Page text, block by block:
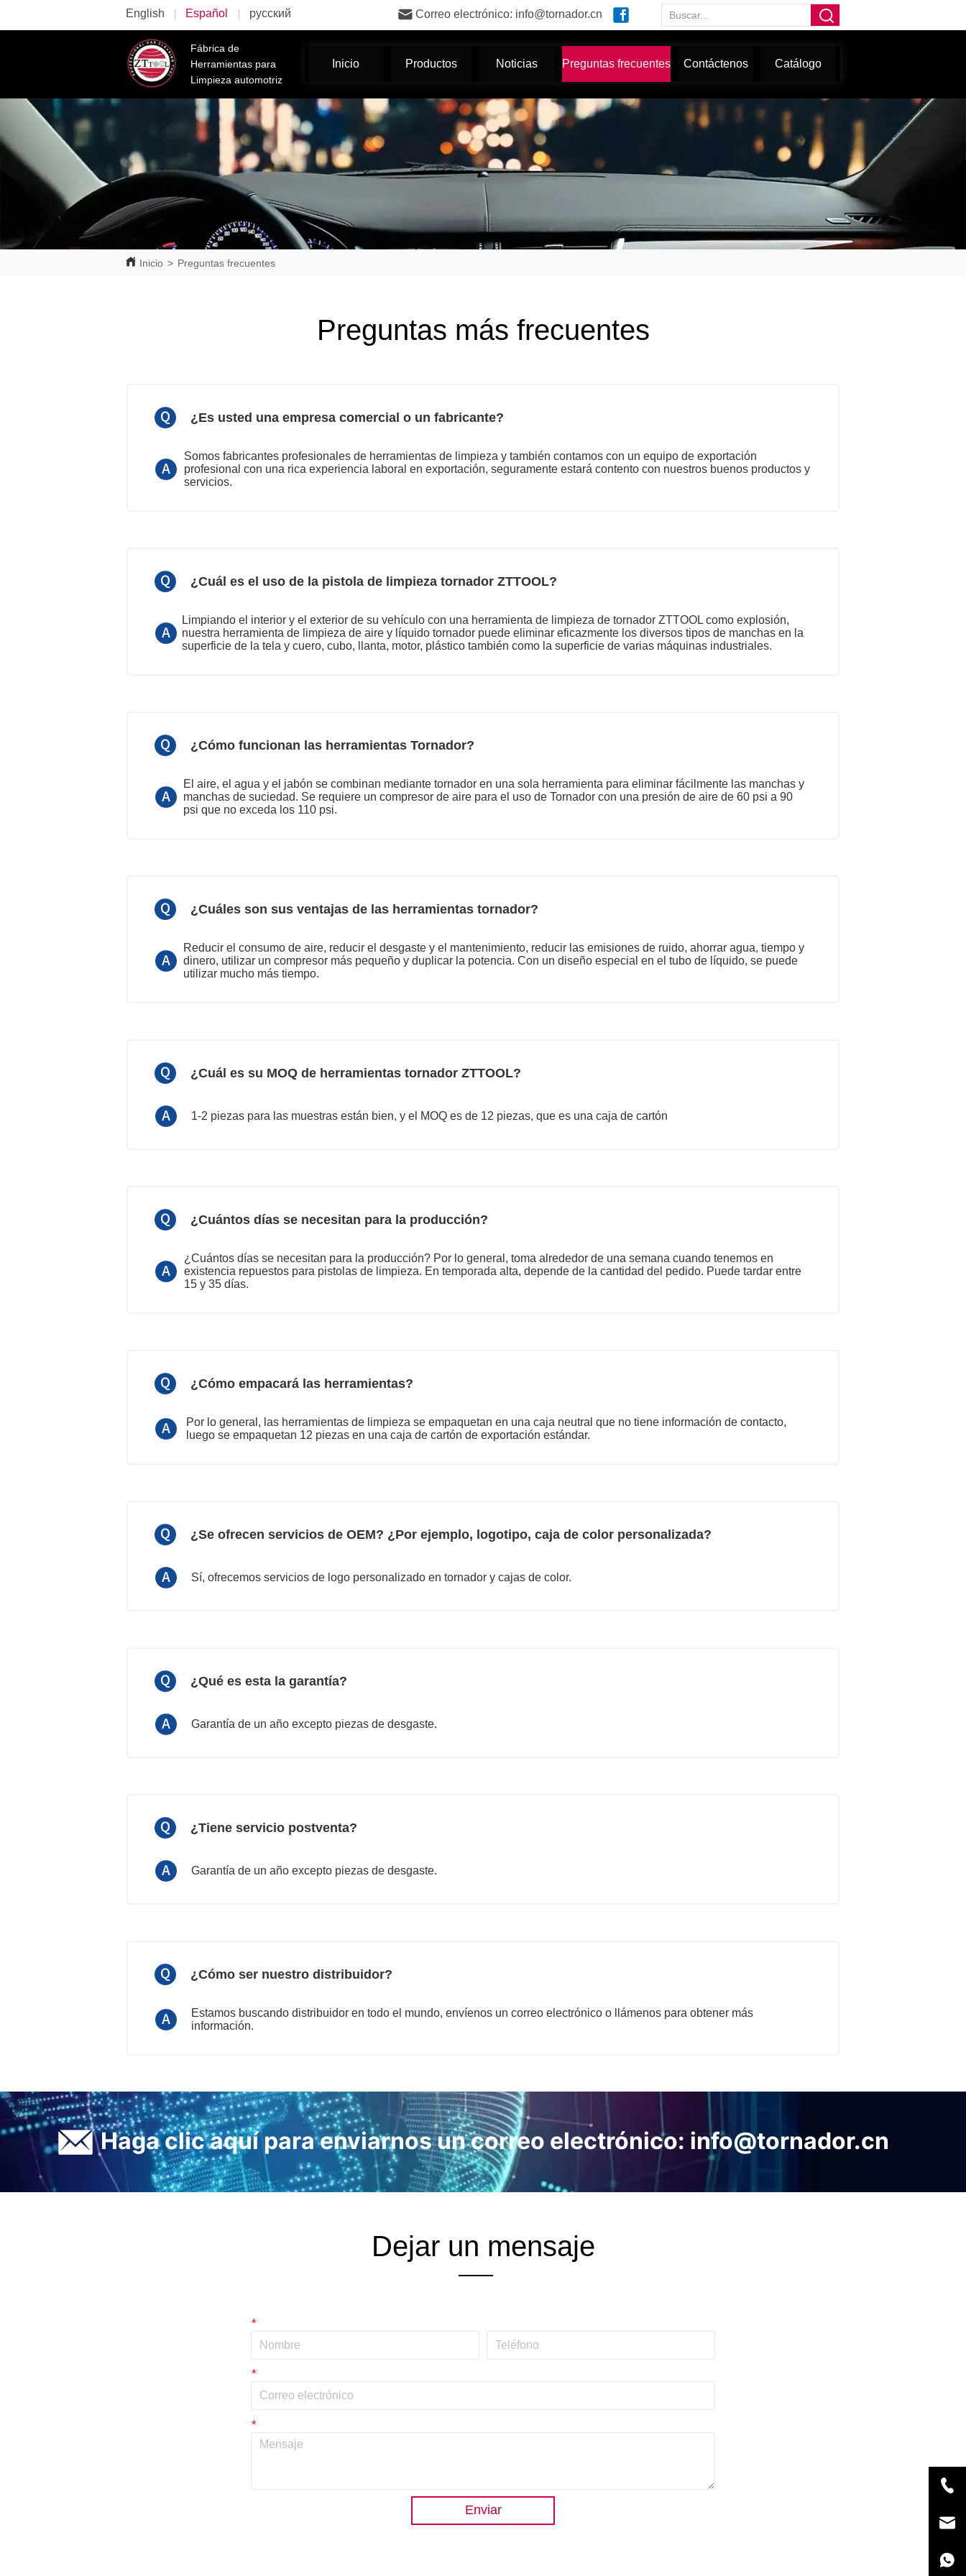
English Español русский Correo electrónico: info@tornador.cn
Fábrica de
Herramientas para
Limpieza automotriz
Inicio Productos Noticias Preguntas frecuentes Contáctenos Catálogo
Inicio > Preguntas frecuentes
Preguntas más frecuentes
¿Es usted una empresa comercial o un fabricante?
Somos fabricantes profesionales de herramientas de limpieza y también contamos con un equipo de exportación
profesional con una rica experiencia laboral en exportación, seguramente estará contento con nuestros buenos productos y
servicios.
¿Cuál es el uso de la pistola de limpieza tornador ZTTOOL?
Limpiando el interior y el exterior de su vehículo con una herramienta de limpieza de tornador ZTTOOL como explosión,
nuestra herramienta de limpieza de aire y líquido tornador puede eliminar eficazmente los diversos tipos de manchas en la
superficie de la tela y cuero, cubo, llanta, motor, plástico también como la superficie de varias máquinas industriales.
¿Cómo funcionan las herramientas Tornador?
El aire, el agua y el jabón se combinan mediante tornador en una sola herramienta para eliminar fácilmente las manchas y
manchas de suciedad. Se requiere un compresor de aire para el uso de Tornador con una presión de aire de 60 psi a 90
psi que no exceda los 110 psi.
¿Cuáles son sus ventajas de las herramientas tornador?
Reducir el consumo de aire, reducir el desgaste y el mantenimiento, reducir las emisiones de ruido, ahorrar agua, tiempo y
dinero, utilizar un compresor más pequeño y duplicar la potencia. Con un diseño especial en el tubo de líquido, se puede
utilizar mucho más tiempo.
¿Cuál es su MOQ de herramientas tornador ZTTOOL?
1-2 piezas para las muestras están bien, y el MOQ es de 12 piezas, que es una caja de cartón
¿Cuántos días se necesitan para la producción?
¿Cuántos días se necesitan para la producción? Por lo general, toma alrededor de una semana cuando tenemos en
existencia repuestos para pistolas de limpieza. En temporada alta, depende de la cantidad del pedido. Puede tardar entre
15 y 35 días.
¿Cómo empacará las herramientas?
Por lo general, las herramientas de limpieza se empaquetan en una caja neutral que no tiene información de contacto,
luego se empaquetan 12 piezas en una caja de cartón de exportación estándar.
¿Se ofrecen servicios de OEM? ¿Por ejemplo, logotipo, caja de color personalizada?
Sí, ofrecemos servicios de logo personalizado en tornador y cajas de color.
¿Qué es esta la garantía?
Garantía de un año excepto piezas de desgaste.
¿Tiene servicio postventa?
Garantía de un año excepto piezas de desgaste.
¿Cómo ser nuestro distribuidor?
Estamos buscando distribuidor en todo el mundo, envíenos un correo electrónico o llámenos para obtener más
información.
ㅤ Haga clic aquí para enviarnos un correo electrónico: info@tornador.cn
Dejar un mensaje
*
*
*
Enviar